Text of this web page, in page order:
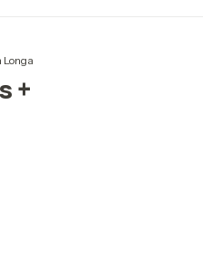
Longa
+